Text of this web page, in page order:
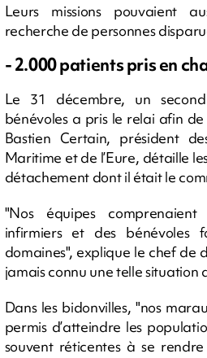
Leurs missions pouvaient
recherche de personnes
- 2.000 patients pris en
Le 31 décembre, un
bénévoles a pris le relai afin de
Bastien Certain, président
Maritime et de l’Eure, détaille
détachement dont il était le
"Nos équipes
infirmiers et des bénévoles
domaines", explique le chef de
jamais connu une telle situation
Dans les bidonvilles, "nos
permis d’atteindre les
souvent réticentes à se rendre